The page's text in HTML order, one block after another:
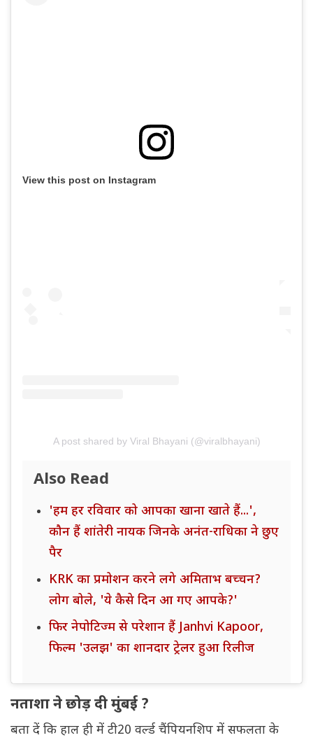
View this post on Instagram
A post shared by Viral Bhayani (@viralbhayani)
Also Read
'हम हर रविवार को आपका खाना खाते हैं...',
कौन हैं शांतेरी नायक जिनके अनंत-राधिका ने छुए
पैर
KRK का प्रमोशन करने लगे अमिताभ बच्चन?
लोग बोले, 'ये कैसे दिन आ गए आपके?'
फिर नेपोटिज्म से परेशान हैं Janhvi Kapoor,
फिल्म 'उलझ' का शानदार ट्रेलर हुआ रिलीज
नताशा ने छोड़ दी मुंबई ?
बता दें कि हाल ही में टी20 वर्ल्ड चैंपियनशिप में सफलता के